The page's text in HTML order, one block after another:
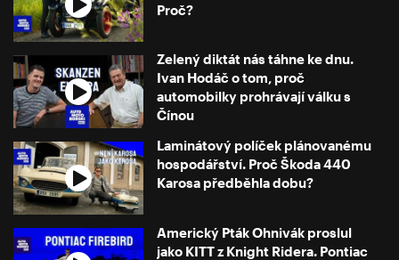
Proč?
Zelený diktát nás táhne ke dnu.
Ivan Hodáč o tom, proč
automobilky prohrávají válku s
Čínou
Laminátový políček plánovanému
hospodářství. Proč Škoda 440
Karosa předběhla dobu?
Americký Pták Ohnivák proslul
jako KITT z Knight Ridera. Pontiac